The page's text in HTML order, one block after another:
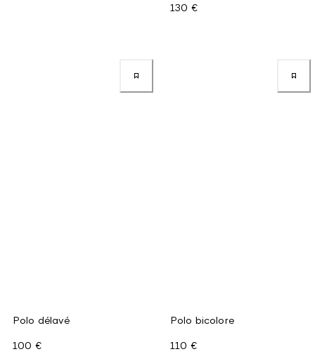
130 €
Polo délavé
100 €
Polo bicolore
110 €